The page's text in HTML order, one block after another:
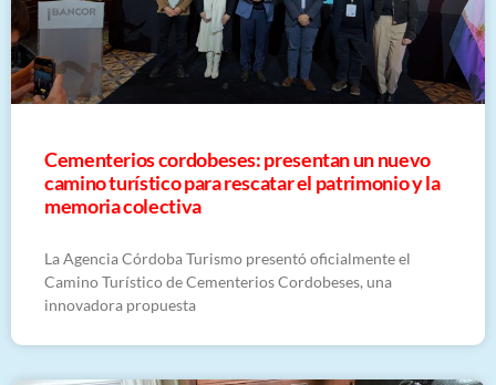
Cementerios cordobeses: presentan un nuevo
camino turístico para rescatar el patrimonio y la
memoria colectiva
La Agencia Córdoba Turismo presentó oficialmente el
Camino Turístico de Cementerios Cordobeses, una
innovadora propuesta